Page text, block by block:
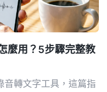
麼用？5步驟完整教
轉文字工具，這篇指